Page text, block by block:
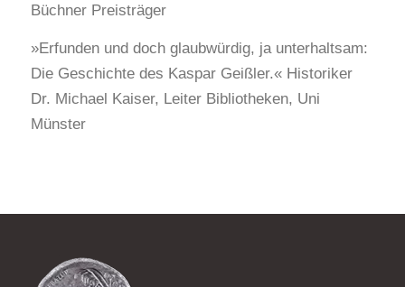
Büchner Preisträger
»Erfunden und doch glaubwürdig, ja unterhaltsam:
Die Geschichte des Kaspar Geißler.« Historiker
Dr. Michael Kaiser, Leiter Bibliotheken, Uni
Münster